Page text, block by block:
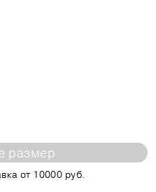
размер
от 10000 руб.